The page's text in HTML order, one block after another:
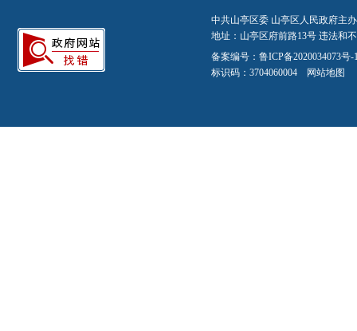
中共山亭区委 山亭区人民政府主
地址：山亭区府前路13号 违法和
备案编号： 鲁ICP备2020034073号-
标识码：3704060004 网站地图